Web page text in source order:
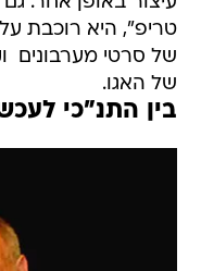
טריפ", היא רוכבת
של סרטי מערבונים
של האגו.
בין התנ"כי